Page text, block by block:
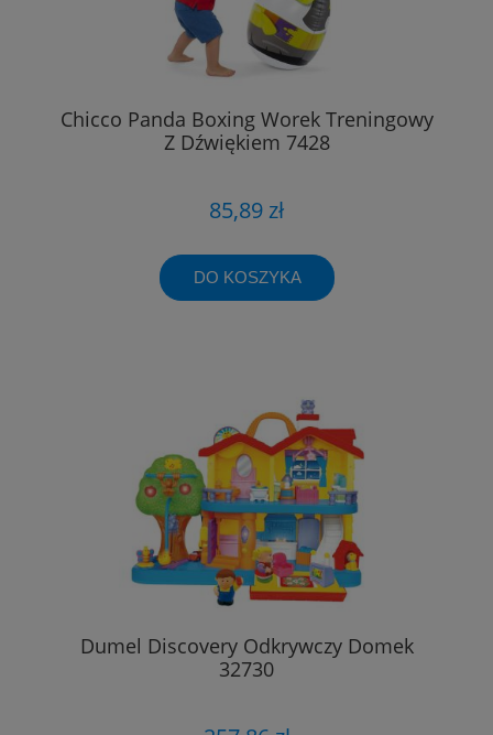
Chicco Panda Boxing Worek Treningowy
Z Dźwiękiem 7428
85,89 zł
DO KOSZYKA
Dumel Discovery Odkrywczy Domek
32730